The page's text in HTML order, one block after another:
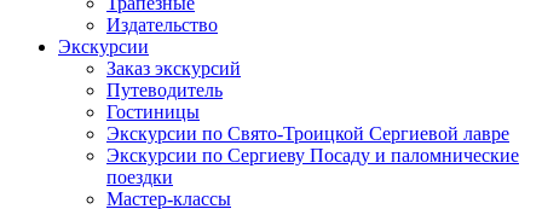
Издательство
Экскурсии
Заказ экскурсий
Путеводитель
Гостиницы
Экскурсии по Свято-Троицкой Сергиевой лавре
Экскурсии по Сергиеву Посаду и паломнические
поездки
Мастер-классы